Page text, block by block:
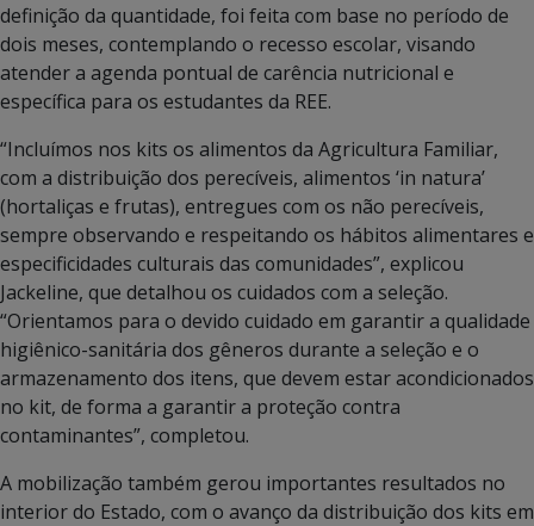
definição da quantidade, foi feita com base no período de
dois meses, contemplando o recesso escolar, visando
atender a agenda pontual de carência nutricional e
específica para os estudantes da REE.
“Incluímos nos kits os alimentos da Agricultura Familiar,
com a distribuição dos perecíveis, alimentos ‘in natura’
(hortaliças e frutas), entregues com os não perecíveis,
sempre observando e respeitando os hábitos alimentares e
especificidades culturais das comunidades”, explicou
Jackeline, que detalhou os cuidados com a seleção.
“Orientamos para o devido cuidado em garantir a qualidade
higiênico-sanitária dos gêneros durante a seleção e o
armazenamento dos itens, que devem estar acondicionados
no kit, de forma a garantir a proteção contra
contaminantes”, completou.
A mobilização também gerou importantes resultados no
interior do Estado, com o avanço da distribuição dos kits em